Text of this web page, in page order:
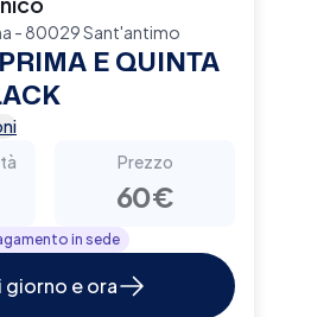
- 80029 Sant'antimo
E QUINTA
Prezzo
60€
in sede
giorno e ora